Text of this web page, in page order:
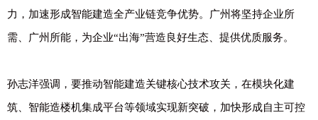
力，加速形成智能建造全产业链竞争优势。广州将坚持企业所
需、广州所能，为企业“出海”营造良好生态、提供优质服务。
孙志洋强调，要推动智能建造关键核心技术攻关，在模块化建
筑、智能造楼机集成平台等领域实现新突破，加快形成自主可控